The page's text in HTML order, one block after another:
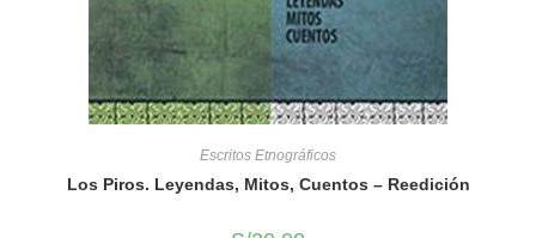
Escritos Etnográficos
Los Piros. Leyendas, Mitos, Cuentos – Reedición